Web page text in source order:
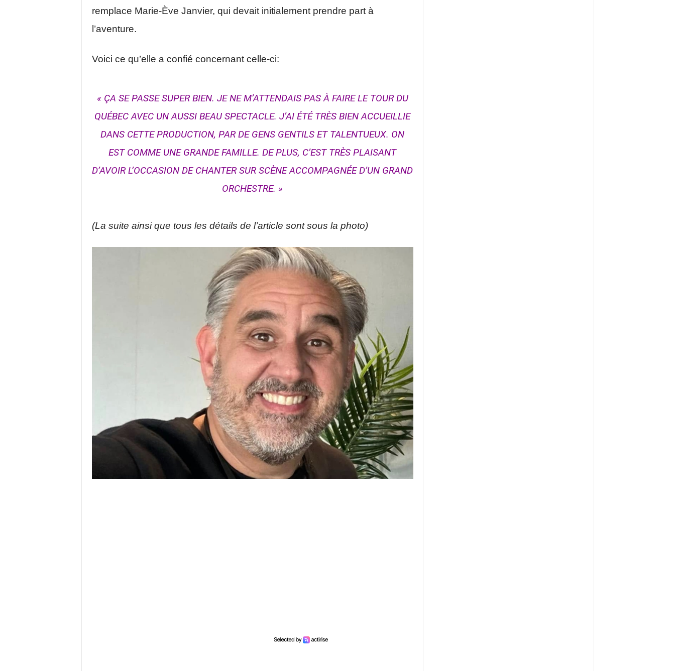
remplace Marie-Ève Janvier, qui devait initialement prendre part à
l’aventure.
Voici ce qu’elle a confié concernant celle-ci:
« ÇA SE PASSE SUPER BIEN. JE NE M’ATTENDAIS PAS À FAIRE LE TOUR DU
QUÉBEC AVEC UN AUSSI BEAU SPECTACLE. J’AI ÉTÉ TRÈS BIEN ACCUEILLIE
DANS CETTE PRODUCTION, PAR DE GENS GENTILS ET TALENTUEUX. ON
EST COMME UNE GRANDE FAMILLE. DE PLUS, C’EST TRÈS PLAISANT
D’AVOIR L’OCCASION DE CHANTER SUR SCÈNE ACCOMPAGNÉE D’UN GRAND
ORCHESTRE. »
(La suite ainsi que tous les détails de l’article sont sous la photo)